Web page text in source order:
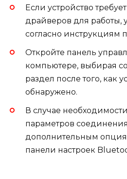
Если устройство
драйверов для работы,
согласно инструкциям
Откройте панель
компьютере, выбирая
раздел после того, как
обнаружено.
В случае
параметров
дополнительным
панели настроек